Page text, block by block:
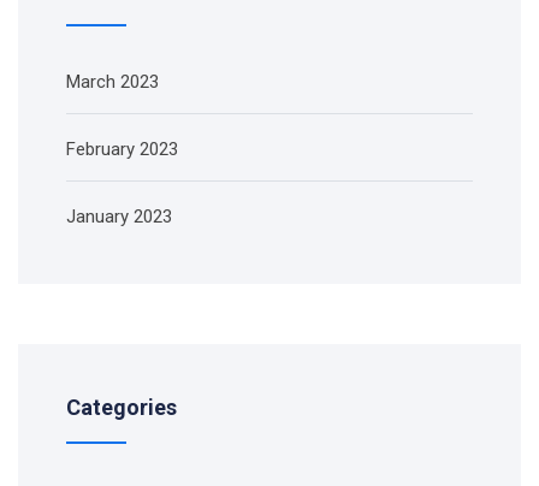
March 2023
February 2023
January 2023
Categories